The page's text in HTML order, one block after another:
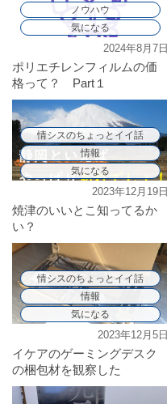
ノウハウ
気になる
2024年8月7日
ポリエチレンフィルムの価
格って？ Part１
情シスのちょっとイイ話
情報
気になる
2023年12月19日
焼津のいいとこ知ってるか
い？
情シスのちょっとイイ話
情報
気になる
2023年12月5日
イケアのゲーミングデスク
の梱包材を観察した